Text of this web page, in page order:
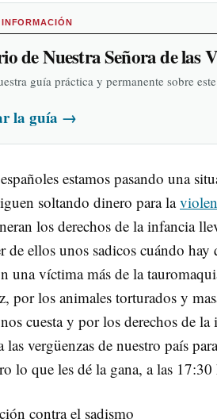
de Nuestra Señora de las
guía práctica y permanente sobre
la guía →
estamos pasando una
soltando dinero para la
los derechos de la infancia
de ellos unos sadicos cuándo
una víctima más de la
por los animales torturados y
cuesta y por los derechos de
las vergüenzas de nuestro país
lo que les dé la gana, a las